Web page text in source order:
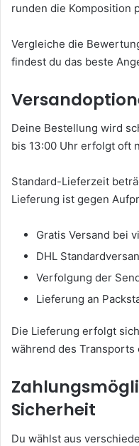
runden die Komposition
Vergleiche die
findest du das beste
Deine Bestellung wird
bis 13:00 Uhr erfolgt oft
Standard-Lieferzeit
Lieferung ist gegen
Gratis Versand bei
DHL
Verfolgung der
Lieferung an
Die Lieferung erfolgt
während des Transports
Sicherheit
Du wählst aus